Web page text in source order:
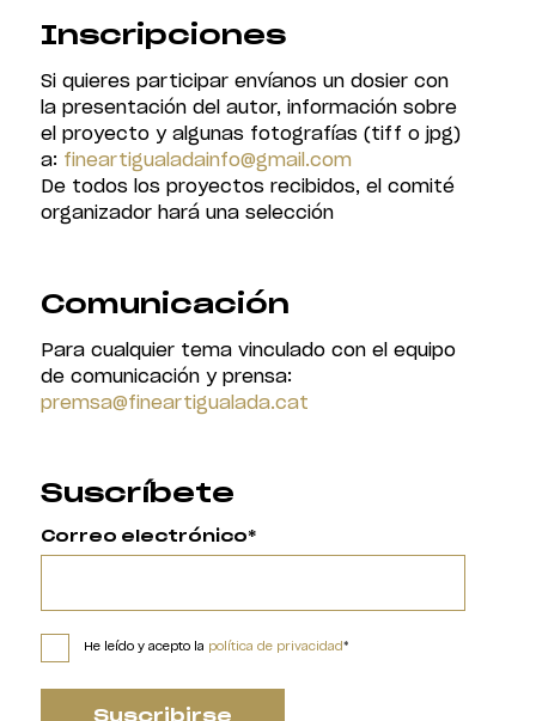
Inscripciones
Si quieres participar envíanos un dosier con
la presentación del autor, información sobre
el proyecto y algunas fotografías (tiff o jpg)
a: fineartigualadainfo@gmail.com
De todos los proyectos recibidos, el comité
organizador hará una selección
Comunicación
Para cualquier tema vinculado con el equipo
de comunicación y prensa:
premsa@fineartigualada.cat
Suscríbete
Correo electrónico*
He leído y acepto la política de privacidad*
Suscribirse